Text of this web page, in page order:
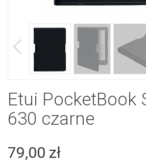
Etui PocketBook
630 czarne
79,00 zł